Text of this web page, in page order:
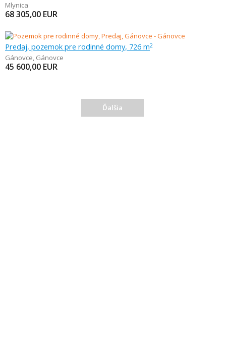
Mlynica
68 305,00 EUR
Predaj, pozemok pre rodinné domy, 726 m2
Gánovce, Gánovce
45 600,00 EUR
Ďalšia